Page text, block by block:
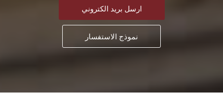
ارسل بريد الكتروني
نموذج الاستفسار